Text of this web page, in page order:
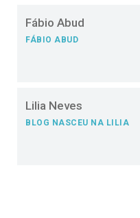
Fábio Abud
FÁBIO ABUD
Lilia Neves
BLOG NASCEU NA LILIA